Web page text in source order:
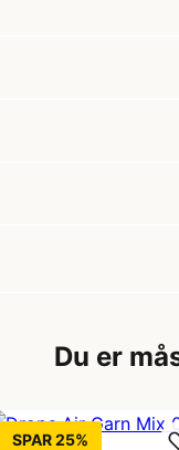
Du er
SPAR 25%